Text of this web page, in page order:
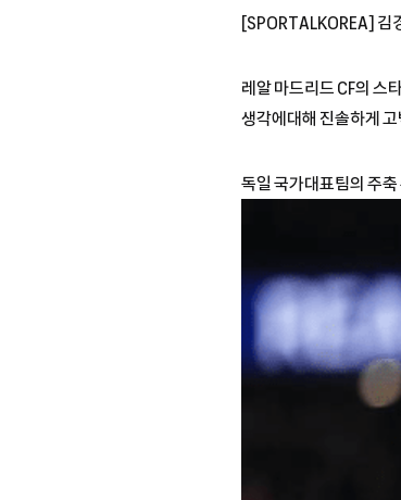
[SPORTALKOREA] 김
레알 마드리드 CF의 스
생각에대해 진솔하게
독일 국가대표팀의 주